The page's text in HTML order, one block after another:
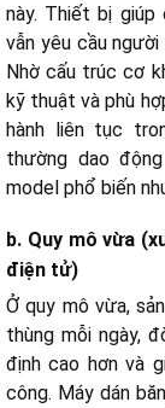
này. Thiết bị giúp
vẫn yêu cầu
Nhờ cấu trúc cơ
kỹ thuật và phù
hành liên tục
thường dao
model phổ biến
b. Quy mô vừa
điện tử)
Ở quy mô vừa,
thùng mỗi ngày,
định cao hơn và
công. Máy dán